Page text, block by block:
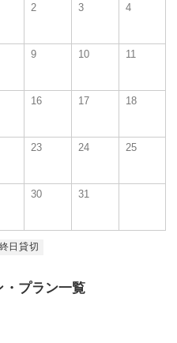
2 3 4
9 10 11
16 17 18
23 24 25
30 31
終日貸切
プラン一覧